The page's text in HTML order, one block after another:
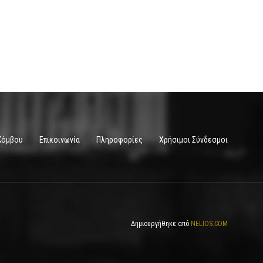
Επικοινωνία Πληροφορίες Χρήσιμοι Σύνδεσμοι
Δημιουργήθηκε από NELIOS.COM